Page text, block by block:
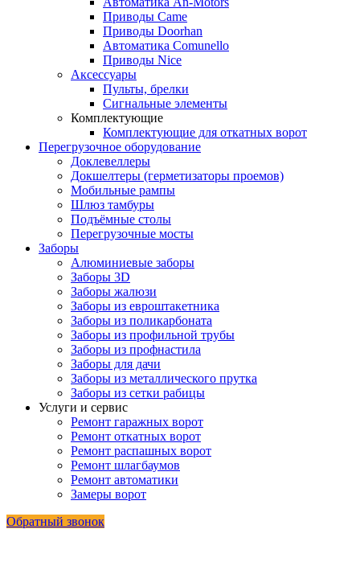
Приводы Came
Приводы Doorhan
Автоматика Comunello
Приводы Nice
Аксессуары
Пульты, брелки
Сигнальные элементы
Комплектующие
Комплектующие для откатных ворот
Перегрузочное оборудование
Доклевеллеры
Докшелтеры (герметизаторы проемов)
Мобильные рампы
Шлюз тамбуры
Подъёмные столы
Перегрузочные мосты
Заборы
Алюминиевые заборы
Заборы 3D
Заборы жалюзи
Заборы из евроштакетника
Заборы из поликарбоната
Заборы из профильной трубы
Заборы из профнастила
Заборы для дачи
Заборы из металлического прутка
Заборы из сетки рабицы
Услуги и сервис
Ремонт гаражных ворот
Ремонт откатных ворот
Ремонт распашных ворот
Ремонт шлагбаумов
Ремонт автоматики
Замеры ворот
Обратный звонок